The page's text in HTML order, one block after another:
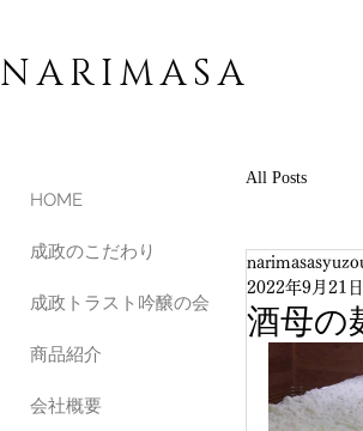
NARIMASA
All Posts
酒母の
2022年9月21日
HOME
成政のこだわり
成政トラスト吟醸の会
商品紹介
会社概要